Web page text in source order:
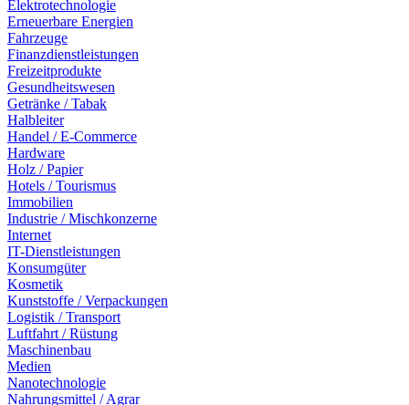
Elektrotechnologie
Erneuerbare Energien
Fahrzeuge
Finanzdienstleistungen
Freizeitprodukte
Gesundheitswesen
Getränke / Tabak
Halbleiter
Handel / E-Commerce
Hardware
Holz / Papier
Hotels / Tourismus
Immobilien
Industrie / Mischkonzerne
Internet
IT-Dienstleistungen
Konsumgüter
Kosmetik
Kunststoffe / Verpackungen
Logistik / Transport
Luftfahrt / Rüstung
Maschinenbau
Medien
Nanotechnologie
Nahrungsmittel / Agrar